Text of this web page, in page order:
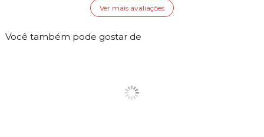
Ver mais avaliações
Você também pode gostar de